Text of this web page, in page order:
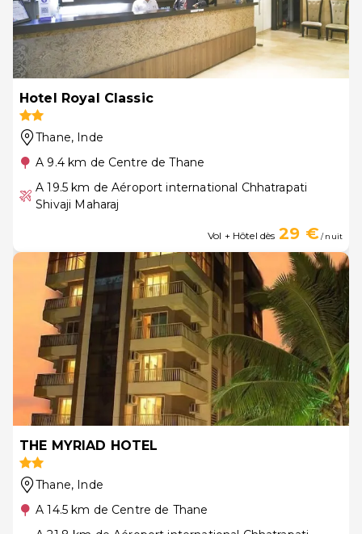
Hotel Royal Classic
Thane, Inde
A 9.4 km de Centre de Thane
A 19.5 km de Aéroport international Chhatrapati
Shivaji Maharaj
Vol + Hôtel dès 29 €/ nuit
THE MYRIAD HOTEL
Thane, Inde
A 14.5 km de Centre de Thane